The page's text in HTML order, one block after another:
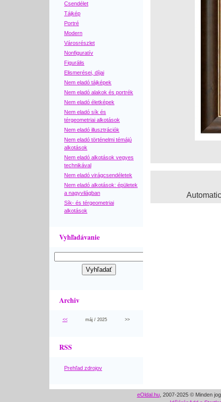
Csendélet
Tájkép
Portré
Modern
Városrészlet
Nonfiguratív
Figurális
Elismerései, díjai
Nem eladó tájképek
Nem eladó alakok és portrék
Nem eladó életképek
Nem eladó sík és
térgeometriai alkotások
Nem eladó illusztrációk
Nem eladó történelmi témájú
alkotások
Nem eladó alkotások vegyes
technikával
Nem eladó virágcsendéletek
Nem eladó alkotások: épületek
a nagyvilágban
Sík- és térgeometriai
alkotások
Vyhľadávanie
Archiv
<< máj / 2025 >>
RSS
Prehľad zdrojov
eOldal.hu, 2007-2025 © Minden